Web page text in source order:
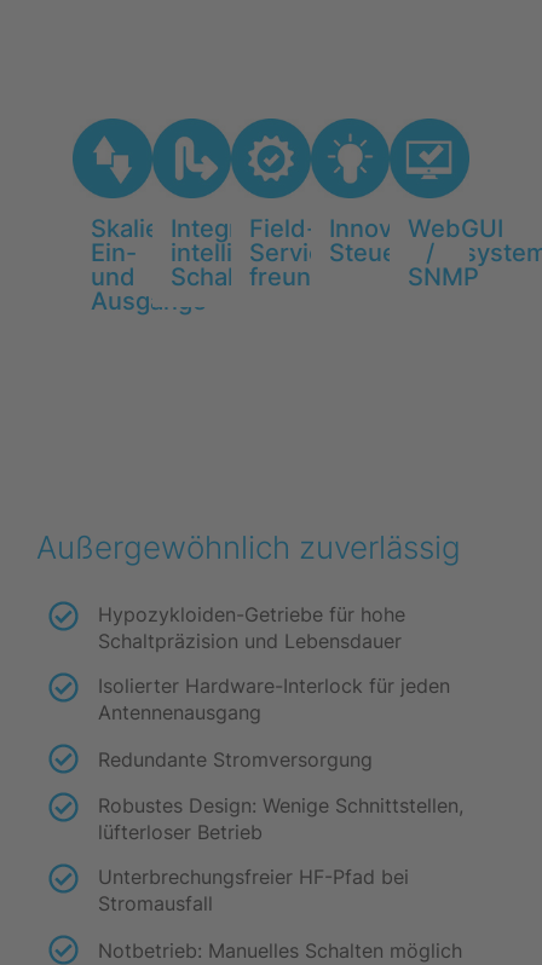
Skalierbare
Ein-
und
Ausgänge
Integrierte
intelligente
Schalter
Field-
Service
freundlich
Innovatives
WebGUI
/
SNMP
Außergewöhnlich zuverlässig
Hypozykloiden-Getriebe für hohe
Schaltpräzision und Lebensdauer
Isolierter Hardware-Interlock für jeden
Antennenausgang
Redundante Stromversorgung
Robustes Design: Wenige Schnittstellen,
lüfterloser Betrieb
Unterbrechungsfreier HF-Pfad bei
Stromausfall
Notbetrieb: Manuelles Schalten möglich